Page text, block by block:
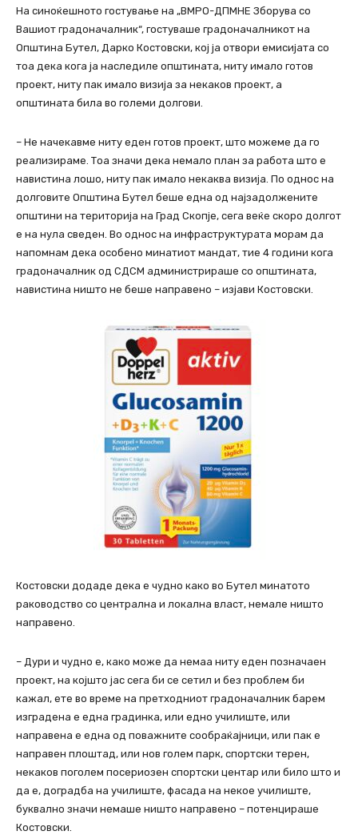
На синоќешното гостување на „ВМРО-ДПМНЕ Зборува со
Вашиот градоначалник“, гостуваше градоначалникот на
Општина Бутел, Дарко Костовски, кој ја отвори емисијата со
тоа дека кога ја наследиле општината, ниту имало готов
проект, ниту пак имало визија за некаков проект, а
општината била во големи долгови.
– Не начекавме ниту еден готов проект, што можеме да го
реализираме. Тоа значи дека немало план за работа што е
навистина лошо, ниту пак имало некаква визија. По однос на
долговите Општина Бутел беше една од најзадолжените
општини на територија на Град Скопје, сега веќе скоро долгот
е на нула сведен. Во однос на инфраструктурата морам да
напомнам дека особено минатиот мандат, тие 4 години кога
градоначалник од СДСМ администрираше со општината,
навистина ништо не беше направено – изјави Костовски.
Костовски додаде дека е чудно како во Бутел минатото
раководство со централна и локална власт, немале ништо
направено.
– Дури и чудно е, како може да немаа ниту еден позначаен
проект, на којшто јас сега би се сетил и без проблем би
кажал, ете во време на претходниот градоначалник барем
изградена е една градинка, или едно училиште, или
направена е една од поважните сообраќајници, или пак е
направен плоштад, или нов голем парк, спортски терен,
некаков поголем посериозен спортски центар или било што и
да е, доградба на училиште, фасада на некое училиште,
буквално значи немаше ништо направено – потенцираше
Костовски.